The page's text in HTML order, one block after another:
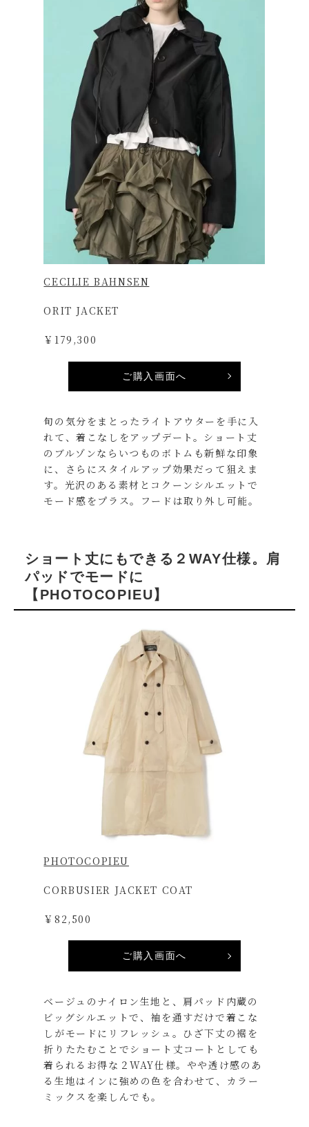
CECILIE BAHNSEN
ORIT JACKET
￥179,300
ご購入画面へ
旬の気分をまとったライトアウターを手に入
れて、着こなしをアップデート。ショート丈
のブルゾンならいつものボトムも新鮮な印象
に、さらにスタイルアップ効果だって狙えま
す。光沢のある素材とコクーンシルエットで
モード感をプラス。フードは取り外し可能。
ショート丈にもできる２WAY仕様。肩
パッドでモードに
【PHOTOCOPIEU】
PHOTOCOPIEU
CORBUSIER JACKET COAT
￥82,500
ご購入画面へ
ベージュのナイロン生地と、肩パッド内蔵の
ビッグシルエットで、袖を通すだけで着こな
しがモードにリフレッシュ。ひざ下丈の裾を
折りたたむことでショート丈コートとしても
着られるお得な２WAY仕様。やや透け感のあ
る生地はインに強めの色を合わせて、カラー
ミックスを楽しんでも。